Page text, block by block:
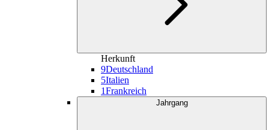
Herkunft
9Deutschland
5Italien
1Frankreich
Jahrgang